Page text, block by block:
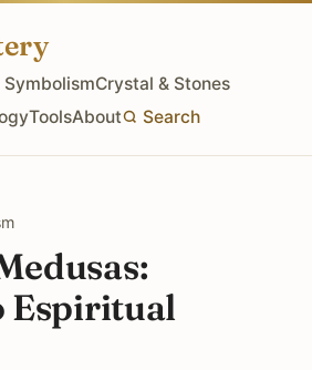
Crystal & Stones
ToolsAbout Search
Espiritual